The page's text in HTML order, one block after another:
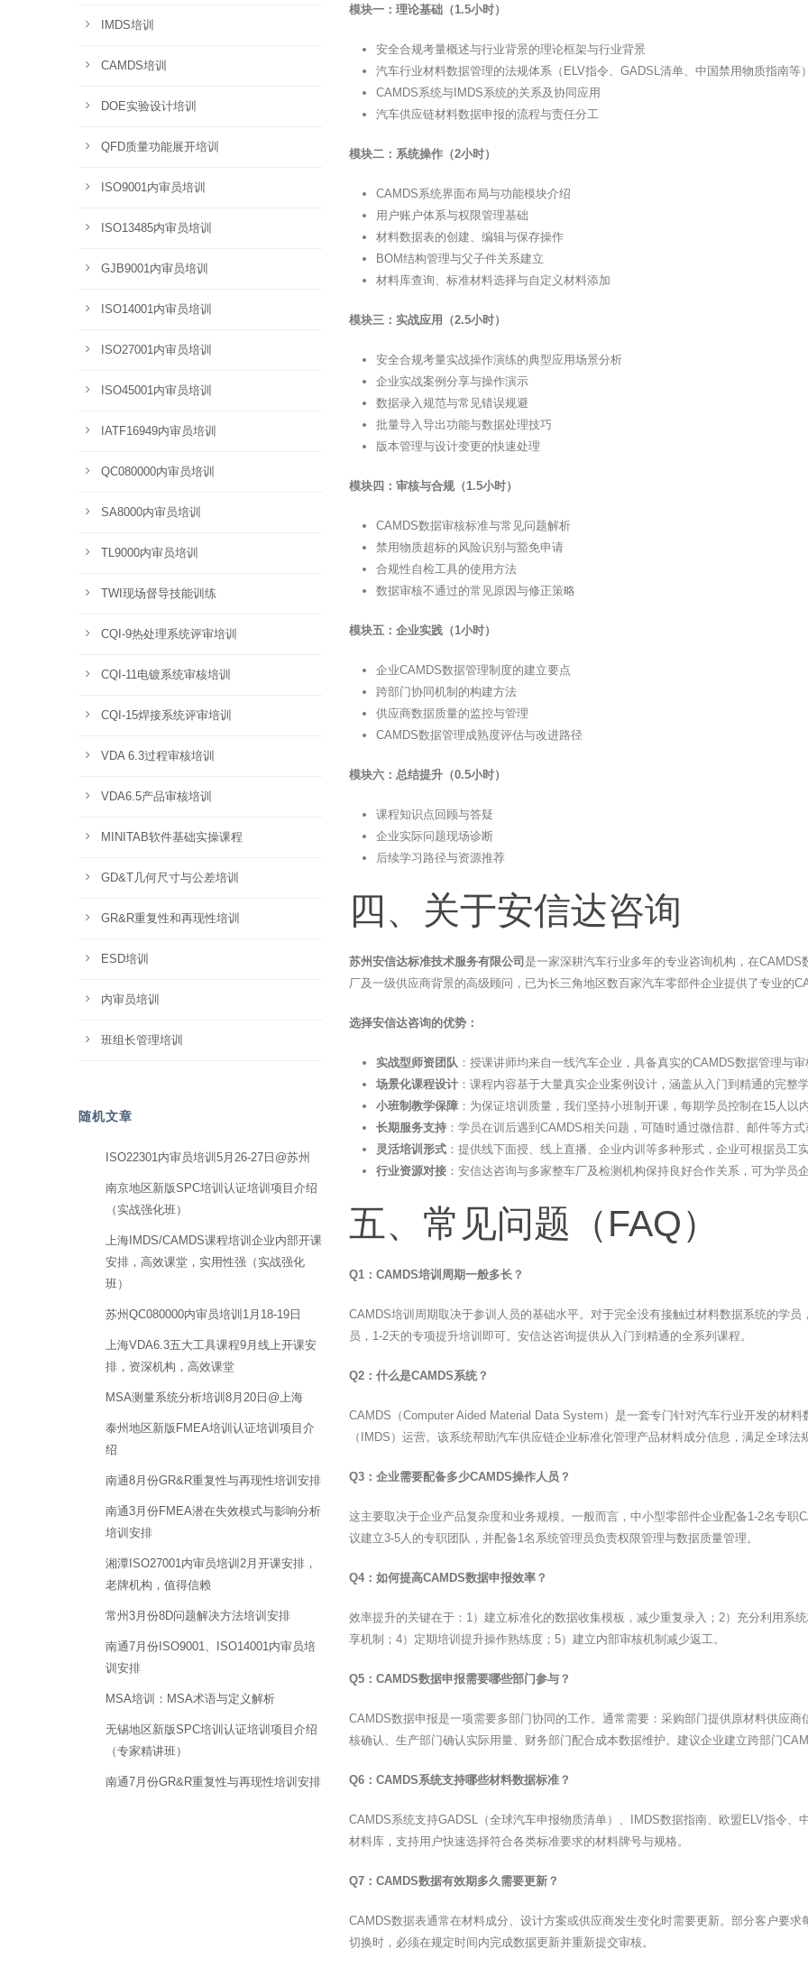
模块一：理论基础（1.5小时）
安全合规考量概述与行业背景的理论框架与行业背景
汽车行业材料数据管理的法规体系（ELV指令、GADSL清单、中国禁用物质指南等）
CAMDS系统与IMDS系统的关系及协同应用
汽车供应链材料数据申报的流程与责任分工
模块二：系统操作（2小时）
CAMDS系统界面布局与功能模块介绍
用户账户体系与权限管理基础
材料数据表的创建、编辑与保存操作
BOM结构管理与父子件关系建立
材料库查询、标准材料选择与自定义材料添加
模块三：实战应用（2.5小时）
安全合规考量实战操作演练的典型应用场景分析
企业实战案例分享与操作演示
数据录入规范与常见错误规避
批量导入导出功能与数据处理技巧
版本管理与设计变更的快速处理
模块四：审核与合规（1.5小时）
CAMDS数据审核标准与常见问题解析
禁用物质超标的风险识别与豁免申请
合规性自检工具的使用方法
数据审核不通过的常见原因与修正策略
模块五：企业实践（1小时）
企业CAMDS数据管理制度的建立要点
跨部门协同机制的构建方法
供应商数据质量的监控与管理
CAMDS数据管理成熟度评估与改进路径
模块六：总结提升（0.5小时）
课程知识点回顾与答疑
企业实际问题现场诊断
后续学习路径与资源推荐
四、关于安信达咨询
苏州安信达标准技术服务有限公司 是一家深耕汽车行业多年的专业咨询机构，在
厂及一级供应商背景的高级顾问，已为长三角地区数百家汽车零部件企业提供了专业的
选择安信达咨询的优势：
实战型师资团队 ：授课讲师均来自一线汽车企业，具备真实的CAMDS数据管理与
场景化课程设计 ：课程内容基于大量真实企业案例设计，涵盖从入门到精通的完整
小班制教学保障 ：为保证培训质量，我们坚持小班制开课，每期学员控制在15人以
长期服务支持 ：学员在训后遇到CAMDS相关问题，可随时通过微信群、邮件等方
灵活培训形式 ：提供线下面授、线上直播、企业内训等多种形式，企业可根据员工
行业资源对接 ：安信达咨询与多家整车厂及检测机构保持良好合作关系，可为学员
五、常见问题（FAQ）
Q1：CAMDS培训周期一般多长？
CAMDS培训周期取决于参训人员的基础水平。对于完全没有接触过材料数据系统的学
员，1-2天的专项提升培训即可。安信达咨询提供从入门到精通的全系列课程。
Q2：什么是CAMDS系统？
CAMDS（Computer Aided Material Data System）是一套专门针对汽车行业开发的材
（IMDS）运营。该系统帮助汽车供应链企业标准化管理产品材料成分信息，满足全球法
Q3：企业需要配备多少CAMDS操作人员？
这主要取决于企业产品复杂度和业务规模。一般而言，中小型零部件企业配备1-2名专
议建立3-5人的专职团队，并配备1名系统管理员负责权限管理与数据质量管理。
Q4：如何提高CAMDS数据申报效率？
效率提升的关键在于：1）建立标准化的数据收集模板，减少重复录入；2）充分利用系
享机制；4）定期培训提升操作熟练度；5）建立内部审核机制减少返工。
Q5：CAMDS数据申报需要哪些部门参与？
CAMDS数据申报是一项需要多部门协同的工作。通常需要：采购部门提供原材料供应
核确认、生产部门确认实际用量、财务部门配合成本数据维护。建议企业建立跨部门
Q6：CAMDS系统支持哪些材料数据标准？
CAMDS系统支持GADSL（全球汽车申报物质清单）、IMDS数据指南、欧盟ELV指令
材料库，支持用户快速选择符合各类标准要求的材料牌号与规格。
Q7：CAMDS数据有效期多久需要更新？
CAMDS数据表通常在材料成分、设计方案或供应商发生变化时需要更新。部分客户要
切换时，必须在规定时间内完成数据更新并重新提交审核。
IMDS培训
CAMDS培训
DOE实验设计培训
QFD质量功能展开培训
ISO9001内审员培训
ISO13485内审员培训
GJB9001内审员培训
ISO14001内审员培训
ISO27001内审员培训
ISO45001内审员培训
IATF16949内审员培训
QC080000内审员培训
SA8000内审员培训
TL9000内审员培训
TWI现场督导技能训练
CQI-9热处理系统评审培训
CQI-11电镀系统审核培训
CQI-15焊接系统评审培训
VDA 6.3过程审核培训
VDA6.5产品审核培训
MINITAB软件基础实操课程
GD&T几何尺寸与公差培训
GR&R重复性和再现性培训
ESD培训
内审员培训
班组长管理培训
随机文章
ISO22301内审员培训5月26-27日@苏州
南京地区新版SPC培训认证培训项目介绍
（实战强化班）
上海IMDS/CAMDS课程培训企业内部开课
安排，高效课堂，实用性强（实战强化
班）
苏州QC080000内审员培训1月18-19日
上海VDA6.3五大工具课程9月线上开课安
排，资深机构，高效课堂
MSA测量系统分析培训8月20日@上海
泰州地区新版FMEA培训认证培训项目介
绍
南通8月份GR&R重复性与再现性培训安排
南通3月份FMEA潜在失效模式与影响分析
培训安排
湘潭ISO27001内审员培训2月开课安排，
老牌机构，值得信赖
常州3月份8D问题解决方法培训安排
南通7月份ISO9001、ISO14001内审员培
训安排
MSA培训：MSA术语与定义解析
无锡地区新版SPC培训认证培训项目介绍
（专家精讲班）
南通7月份GR&R重复性与再现性培训安排